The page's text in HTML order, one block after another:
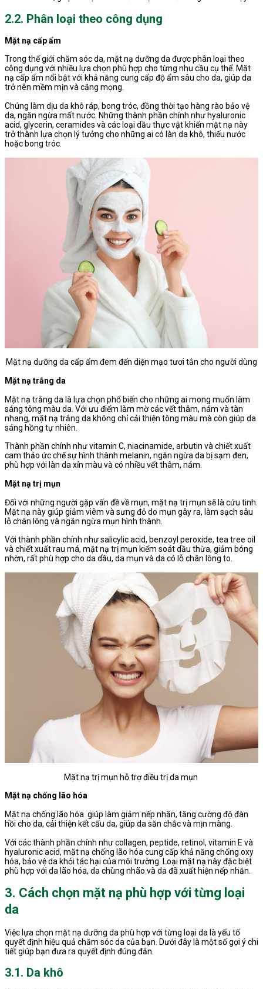
2.2. Phân loại theo công dụng
Mặt nạ cấp ẩm
Trong thế giới chăm sóc da, mặt nạ dưỡng da được phân loại theo
công dụng với nhiều lựa chọn phù hợp cho từng nhu cầu cụ thể. Mặt
nạ cấp ẩm nổi bật với khả năng cung cấp độ ẩm sâu cho da, giúp da
trở nên mềm mịn và căng mọng.
Chúng làm dịu da khô ráp, bong tróc, đồng thời tạo hàng rào bảo vệ
da, ngăn ngừa mất nước. Những thành phần chính như hyaluronic
acid, glycerin, ceramides và các loại dầu thực vật khiến mặt nạ này
trở thành lựa chọn lý tưởng cho những ai có làn da khô, thiếu nước
hoặc bong tróc.
Mặt nạ dưỡng da cấp ẩm đem đến diện mạo tươi tắn cho người dùng
Mặt nạ trắng da
Mặt nạ trắng da là lựa chọn phổ biến cho những ai mong muốn làm
sáng tông màu da. Với ưu điểm làm mờ các vết thâm, nám và tàn
nhang, mặt nạ trắng da không chỉ cải thiện tông màu mà còn giúp da
sáng hồng tự nhiên.
Thành phần chính như vitamin C, niacinamide, arbutin và chiết xuất
cam thảo ức chế sự hình thành melanin, ngăn ngừa da bị sạm đen,
phù hợp với làn da xỉn màu và có nhiều vết thâm, nám.
Mặt nạ trị mụn
Đối với những người gặp vấn đề về mụn, mặt nạ trị mụn sẽ là cứu tinh.
Mặt nạ này giúp giảm viêm và sưng đỏ do mụn gây ra, làm sạch sâu
lỗ chân lông và ngăn ngừa mụn hình thành.
Với thành phần chính như salicylic acid, benzoyl peroxide, tea tree oil
và chiết xuất rau má, mặt nạ trị mụn kiểm soát dầu thừa, giảm bóng
nhờn, rất phù hợp cho da dầu, da mụn và da có lỗ chân lông to.
Mặt nạ trị mụn hỗ trợ điều trị da mụn
Mặt nạ chống lão hóa
Mặt nạ chống lão hóa giúp làm giảm nếp nhăn, tăng cường độ đàn
hồi cho da, cải thiện kết cấu da, giúp da săn chắc và mịn màng.
Với các thành phần chính như collagen, peptide, retinol, vitamin E và
hyaluronic acid, mặt nạ chống lão hóa cung cấp khả năng chống oxy
hóa, bảo vệ da khỏi tác hại của môi trường. Loại mặt nạ này đặc biệt
phù hợp với da lão hóa, da chùng nhão và da đã xuất hiện nếp nhăn.
3. Cách chọn mặt nạ phù hợp với từng loại
da
Việc lựa chọn mặt nạ dưỡng da phù hợp với từng loại da là yếu tố
quyết định hiệu quả chăm sóc da của bạn. Dưới đây là một số gợi ý chi
tiết giúp bạn đưa ra quyết định đúng đắn.
3.1. Da khô